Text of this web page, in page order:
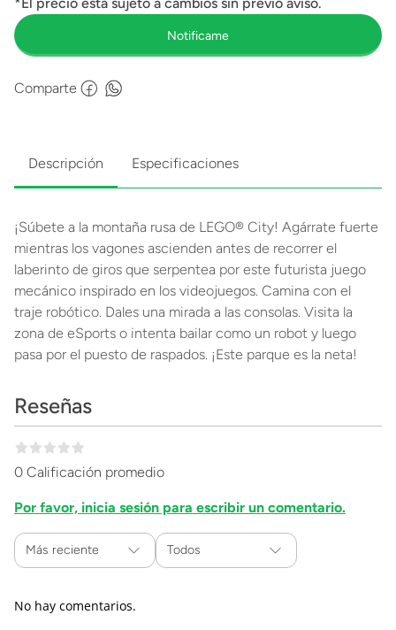
Comparte
Descripción Especificaciones
¡Súbete a la montaña rusa de LEGO® City! Agárrate fuerte
mientras los vagones ascienden antes de recorrer el
laberinto de giros que serpentea por este futurista juego
mecánico inspirado en los videojuegos. Camina con el
traje robótico. Dales una mirada a las consolas. Visita la
zona de eSports o intenta bailar como un robot y luego
pasa por el puesto de raspados. ¡Este parque es la neta!
Reseñas
0 Calificación promedio
Por favor, inicia sesión para escribir un comentario.
Más reciente Todos
No hay comentarios.